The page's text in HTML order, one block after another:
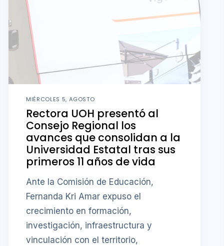
MIÉRCOLES 5, AGOSTO
Rectora UOH presentó al
Consejo Regional los
avances que consolidan a la
Universidad Estatal tras sus
primeros 11 años de vida
Ante la Comisión de Educación,
Fernanda Kri Amar expuso el
crecimiento en formación,
investigación, infraestructura y
vinculación con el territorio,